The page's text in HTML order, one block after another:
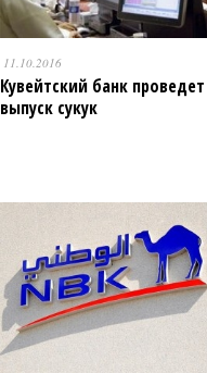
11.10.2016
Кувейтский банк проведет
выпуск сукук